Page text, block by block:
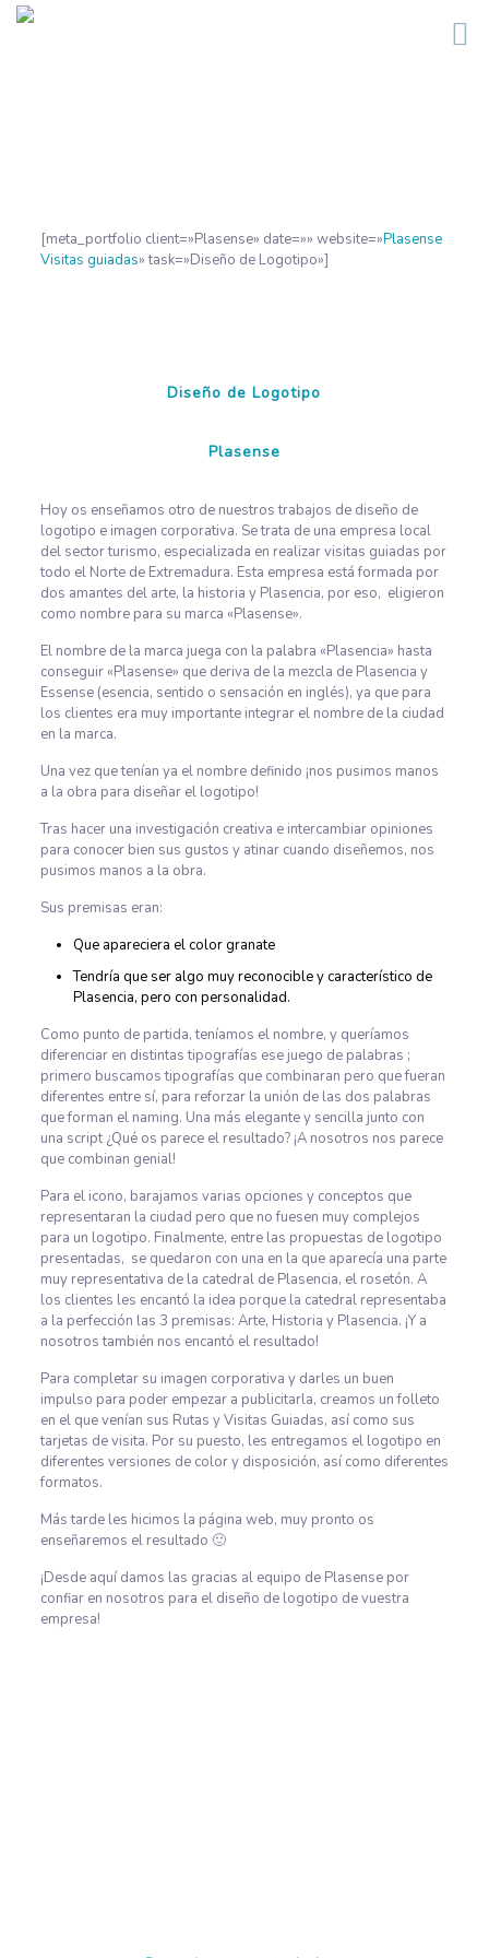
[meta_portfolio client=»Plasense» date=»» website=»Plasense
Visitas guiadas» task=»Diseño de Logotipo»]
Diseño de Logotipo
Plasense
Hoy os enseñamos otro de nuestros trabajos de diseño de
logotipo e imagen corporativa. Se trata de una empresa local
del sector turismo, especializada en realizar visitas guiadas por
todo el Norte de Extremadura. Esta empresa está formada por
dos amantes del arte, la historia y Plasencia, por eso, eligieron
como nombre para su marca «Plasense».
El nombre de la marca juega con la palabra «Plasencia» hasta
conseguir «Plasense» que deriva de la mezcla de Plasencia y
Essense (esencia, sentido o sensación en inglés), ya que para
los clientes era muy importante integrar el nombre de la ciudad
en la marca.
Una vez que tenían ya el nombre definido ¡nos pusimos manos
a la obra para diseñar el logotipo!
Tras hacer una investigación creativa e intercambiar opiniones
para conocer bien sus gustos y atinar cuando diseñemos, nos
pusimos manos a la obra.
Sus premisas eran:
Que apareciera el color granate
Tendría que ser algo muy reconocible y característico de
Plasencia, pero con personalidad.
Como punto de partida, teníamos el nombre, y queríamos
diferenciar en distintas tipografías ese juego de palabras ;
primero buscamos tipografías que combinaran pero que fueran
diferentes entre sí, para reforzar la unión de las dos palabras
que forman el naming. Una más elegante y sencilla junto con
una script ¿Qué os parece el resultado? ¡A nosotros nos parece
que combinan genial!
Para el icono, barajamos varias opciones y conceptos que
representaran la ciudad pero que no fuesen muy complejos
para un logotipo. Finalmente, entre las propuestas de logotipo
presentadas, se quedaron con una en la que aparecía una parte
muy representativa de la catedral de Plasencia, el rosetón. A
los clientes les encantó la idea porque la catedral representaba
a la perfección las 3 premisas: Arte, Historia y Plasencia. ¡Y a
nosotros también nos encantó el resultado!
Para completar su imagen corporativa y darles un buen
impulso para poder empezar a publicitarla, creamos un folleto
en el que venían sus Rutas y Visitas Guiadas, así como sus
tarjetas de visita. Por su puesto, les entregamos el logotipo en
diferentes versiones de color y disposición, así como diferentes
formatos.
Más tarde les hicimos la página web, muy pronto os
enseñaremos el resultado 🙂
¡Desde aquí damos las gracias al equipo de Plasense por
confiar en nosotros para el diseño de logotipo de vuestra
empresa!